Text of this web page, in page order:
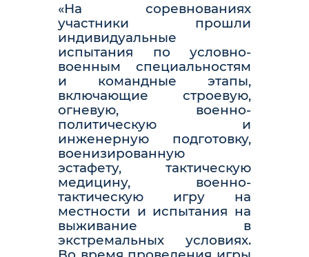
«На соревнованиях
участники прошли
индивидуальные
испытания по условно-
военным специальностям
и командные этапы,
включающие строевую,
огневую, военно-
политическую и
инженерную подготовку,
военизированную
эстафету, тактическую
медицину, военно-
тактическую игру на
местности и испытания на
выживание в
экстремальных условиях.